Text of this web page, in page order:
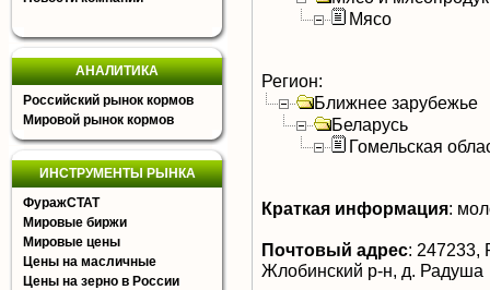
АНАЛИТИКА
Российский рынок кормов
Мировой рынок кормов
ИНСТРУМЕНТЫ РЫНКА
ФуражСТАТ
Мировые биржи
Мировые цены
Цены на масличные
Цены на зерно в России
Мясо
Регион:
Ближнее зарубежье
Беларусь
Гомельская
Краткая информация:
Почтовый адрес: 247233,
Жлобинский р-н, д. Радуша